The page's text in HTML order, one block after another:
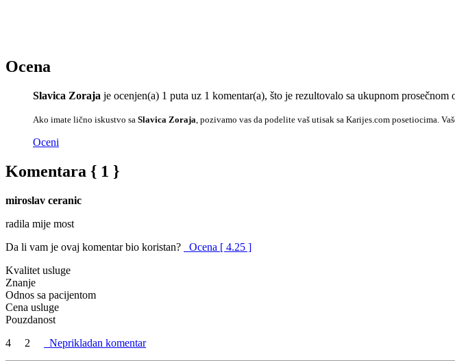
Ocena
Slavica Zoraja je ocenjen(a) 1 puta uz 1 komentar(a), što je rezultovalo sa ukupnom
Ako imate lično iskustvo sa Slavica Zoraja , pozivamo vas da podelite vaš utisak sa Karijes.com posetiocima.
Oceni
Komentara { 1 }
miroslav ceranic
radila mije most
Da li vam je ovaj komentar bio koristan?
Ocena [ 4.25 ]
Kvalitet usluge
Znanje
Odnos sa pacijentom
Cena usluge
Pouzdanost
4
2 Neprikladan komentar